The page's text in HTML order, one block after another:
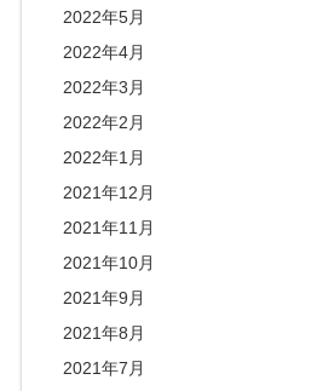
2022年5月
2022年4月
2022年3月
2022年2月
2022年1月
2021年12月
2021年11月
2021年10月
2021年9月
2021年8月
2021年7月